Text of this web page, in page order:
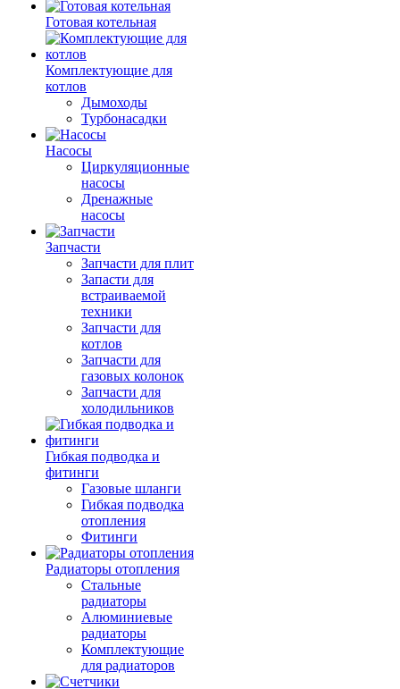
Готовая котельная
Комплектующие для
котлов
Дымоходы
Турбонасадки
Насосы
Циркуляционные
насосы
Дренажные
насосы
Запчасти
Запчасти для плит
Запасти для
встраиваемой
техники
Запчасти для
котлов
Запчасти для
газовых колонок
Запчасти для
холодильников
Гибкая подводка и
фитинги
Газовые шланги
Гибкая подводка
отопления
Фитинги
Радиаторы отопления
Стальные
радиаторы
Алюминиевые
радиаторы
Комплектующие
для радиаторов